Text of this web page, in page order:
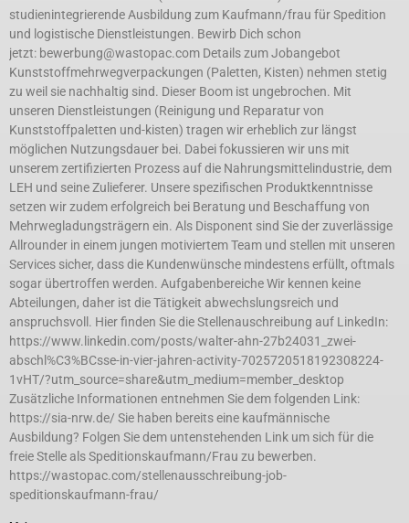
studienintegrierende Ausbildung zum Kaufmann/frau für Spedition
und logistische Dienstleistungen. Bewirb Dich schon
jetzt: bewerbung@wastopac.com Details zum Jobangebot
Kunststoffmehrwegverpackungen (Paletten, Kisten) nehmen stetig
zu weil sie nachhaltig sind. Dieser Boom ist ungebrochen. Mit
unseren Dienstleistungen (Reinigung und Reparatur von
Kunststoffpaletten und-kisten) tragen wir erheblich zur längst
möglichen Nutzungsdauer bei. Dabei fokussieren wir uns mit
unserem zertifizierten Prozess auf die Nahrungsmittelindustrie, dem
LEH und seine Zulieferer. Unsere spezifischen Produktkenntnisse
setzen wir zudem erfolgreich bei Beratung und Beschaffung von
Mehrwegladungsträgern ein. Als Disponent sind Sie der zuverlässige
Allrounder in einem jungen motiviertem Team und stellen mit unseren
Services sicher, dass die Kundenwünsche mindestens erfüllt, oftmals
sogar übertroffen werden. Aufgabenbereiche Wir kennen keine
Abteilungen, daher ist die Tätigkeit abwechslungsreich und
anspruchsvoll. Hier finden Sie die Stellenauschreibung auf LinkedIn:
https://www.linkedin.com/posts/walter-ahn-27b24031_zwei-
abschl%C3%BCsse-in-vier-jahren-activity-7025720518192308224-
1vHT/?utm_source=share&utm_medium=member_desktop
Zusätzliche Informationen entnehmen Sie dem folgenden Link:
https://sia-nrw.de/ Sie haben bereits eine kaufmännische
Ausbildung? Folgen Sie dem untenstehenden Link um sich für die
freie Stelle als Speditionskaufmann/Frau zu bewerben.
https://wastopac.com/stellenausschreibung-job-
speditionskaufmann-frau/